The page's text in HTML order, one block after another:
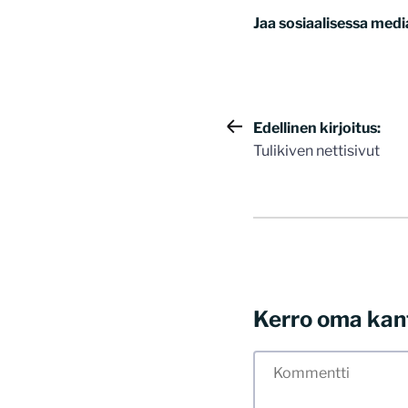
Jaa sosiaalisessa
Artikkelien
Edellinen kirjoitus:
Tulikiven nettisivut
Kerro oma
myös kunnollisen
hyvät tavat.